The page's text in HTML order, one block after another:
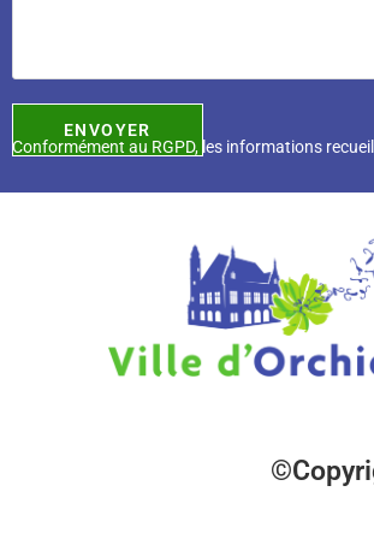
Conformément au RGPD, l es informations